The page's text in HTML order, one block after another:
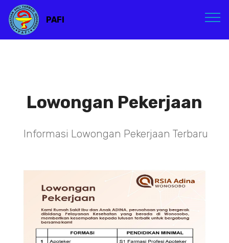
PAFI
Lowongan Pekerjaan
Informasi Lowongan Pekerjaan Terbaru
TENAGA TEKNIS
KEFARMASIAN DI RSIA ADINA
WONOSOBO